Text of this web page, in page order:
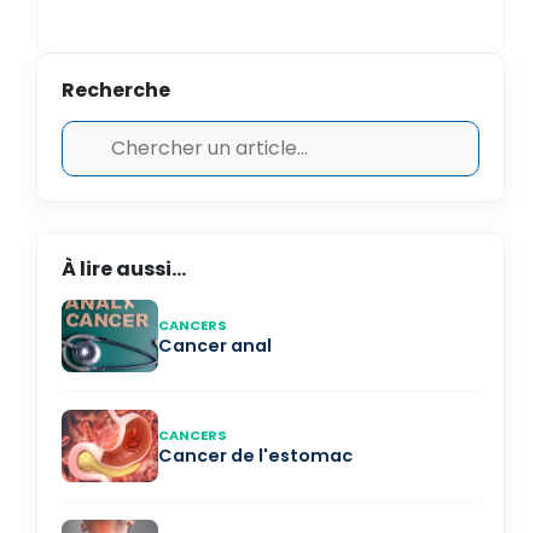
Recherche
À lire aussi...
CANCERS
Cancer anal
CANCERS
Cancer de l'estomac